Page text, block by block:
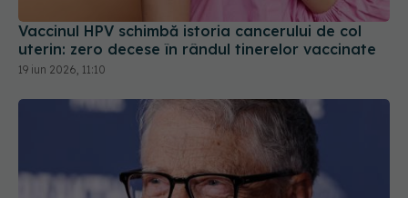
Vaccinul HPV schimbă istoria cancerului de col
uterin: zero decese în rândul tinerelor vaccinate
19 iun 2026, 11:10